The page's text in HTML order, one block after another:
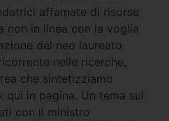
affamate di risorse
non in linea con la voglia
del neo laureato
nelle ricerche,
che sintetizziamo
qui in pagina. Un tema sul
con il ministro